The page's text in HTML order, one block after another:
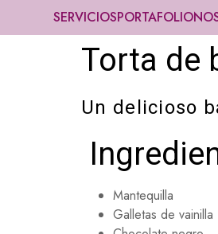
SERVICIOSPORTAFOLIO
Torta de
Un delicioso
Mantequilla
Galletas de vainilla